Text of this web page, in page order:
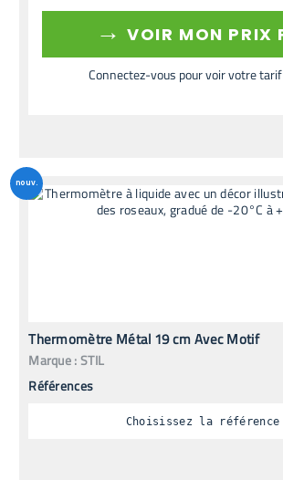
→ VOIR MON PRIX
Connectez-vous pour voir votre
nouv.
Thermomètre Métal 19 cm Avec Motif
Marque :STIL
Références
Choisissez la référence